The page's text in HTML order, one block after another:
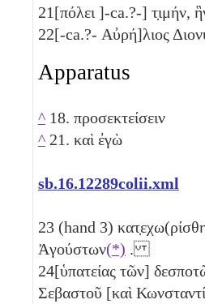
21[πόλει ]-ca.?-] τ̣ιμήν,
22[-ca.?- Αὐρή]λιος
Apparatus
^ 18. προσεκτείσειν
^ 21. καὶ ἐγὼ
sb.16.12289colii.xml
23 (hand 3)
Ἀγούστων(*) .
24[ὑπατείας τῶν]
Σεβαστοῦ [καὶ